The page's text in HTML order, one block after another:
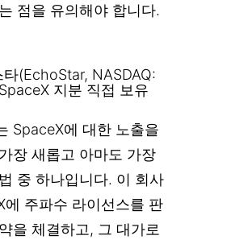
점을 유의해야 합니다.
(EchoStar, NASDAQ:
지분 직접 보유
SpaceX에 대한 노출을
장 새롭고 아마도 가장
중 하나입니다. 이 회사
에 주파수 라이선스를 판
을 체결하고, 그 대가로